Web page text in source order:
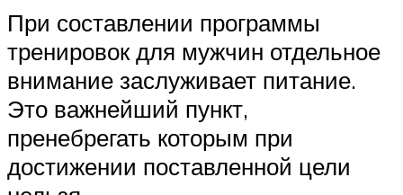
При составлении программы
тренировок для мужчин отдельное
внимание заслуживает питание.
Это важнейший пункт,
пренебрегать которым при
достижении поставленной цели